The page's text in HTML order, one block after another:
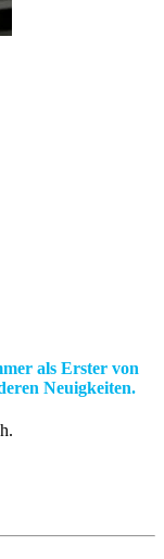
als Erster von
Neuigkeiten.